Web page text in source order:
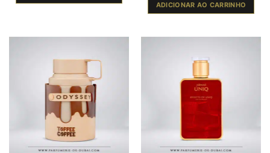
ADICIONAR AO CARRINHO